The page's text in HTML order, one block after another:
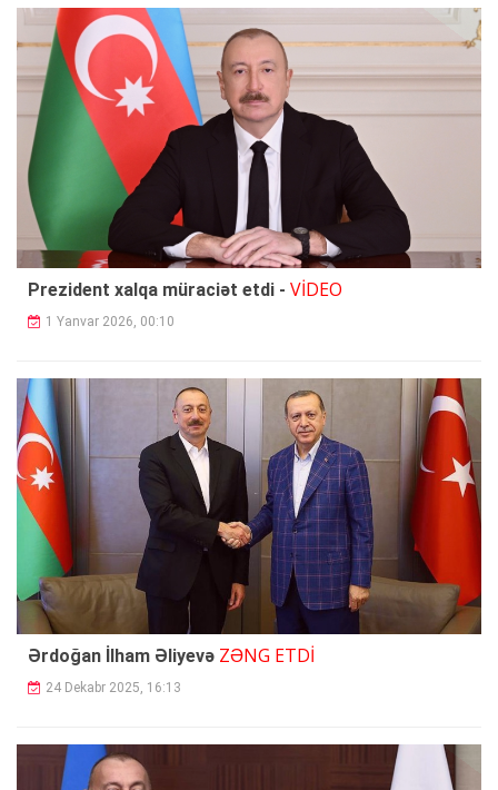
Prezident xalqa müraciət etdi - VİDEO
1 Yanvar 2026, 00:10
Ərdoğan İlham Əliyevə ZƏNG ETDİ
24 Dekabr 2025, 16:13